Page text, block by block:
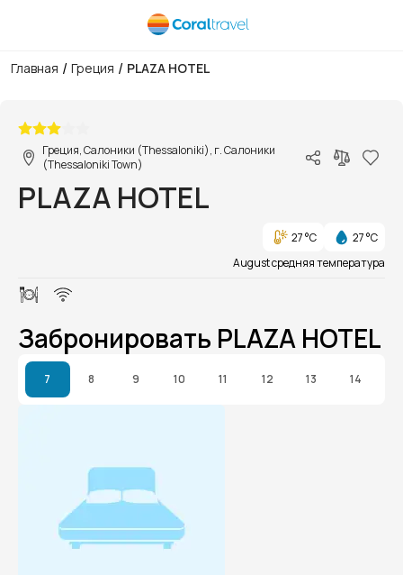
Главная / Греция / PLAZA HOTEL
Греция, Салоники (Thessaloniki), г. Салоники
(Thessaloniki Town)
PLAZA HOTEL
27 °C
27 °C
August средняя температура
Забронировать PLAZA HOTEL
7 8 9 10 11 12 13 14